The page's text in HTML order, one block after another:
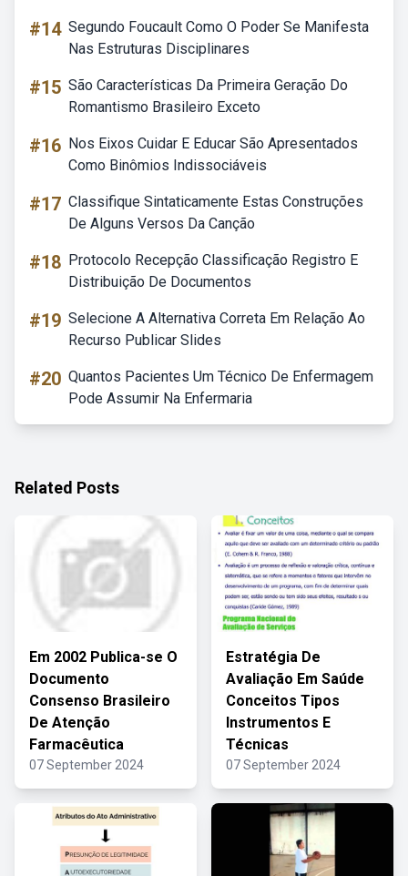
#14 Segundo Foucault Como O Poder Se Manifesta
Nas Estruturas Disciplinares
#15 São Características Da Primeira Geração Do
Romantismo Brasileiro Exceto
#16 Nos Eixos Cuidar E Educar São Apresentados
Como Binômios Indissociáveis
#17 Classifique Sintaticamente Estas Construções
De Alguns Versos Da Canção
#18 Protocolo Recepção Classificação Registro E
Distribuição De Documentos
#19 Selecione A Alternativa Correta Em Relação Ao
Recurso Publicar Slides
#20 Quantos Pacientes Um Técnico De Enfermagem
Pode Assumir Na Enfermaria
Related Posts
Em 2002 Publica-se O
Documento
Consenso Brasileiro
De Atenção
Farmacêutica
07 September 2024
Estratégia De
Avaliação Em Saúde
Conceitos Tipos
Instrumentos E
Técnicas
07 September 2024